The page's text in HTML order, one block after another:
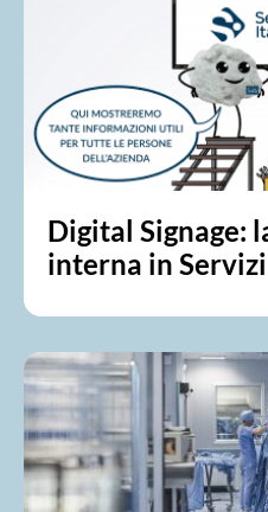
Digital Signage:
interna in